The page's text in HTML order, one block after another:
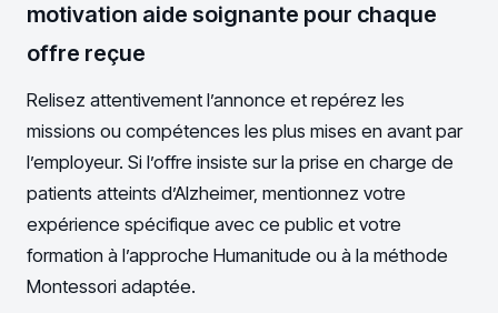
motivation aide soignante pour chaque
offre reçue
Relisez attentivement l’annonce et repérez les
missions ou compétences les plus mises en avant par
l’employeur. Si l’offre insiste sur la prise en charge de
patients atteints d’Alzheimer, mentionnez votre
expérience spécifique avec ce public et votre
formation à l’approche Humanitude ou à la méthode
Montessori adaptée.